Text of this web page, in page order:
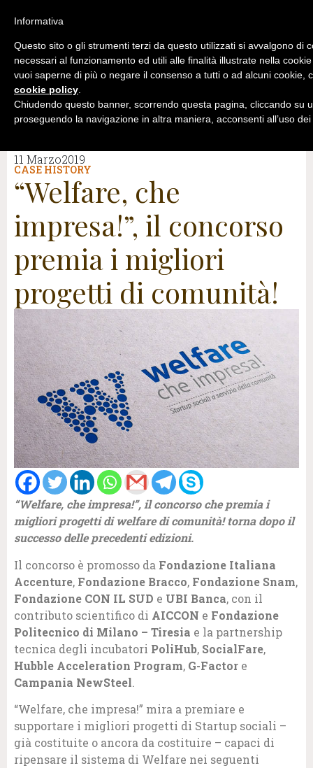
11 Marzo2019
CASE HISTORY
“Welfare, che
impresa!”, il concorso
premia i migliori
progetti di comunità!
“Welfare, che impresa!”, il concorso che premia i
migliori progetti di welfare di comunità! torna dopo il
successo delle precedenti edizioni.
Il concorso è promosso da Fondazione Italiana
Accenture, Fondazione Bracco, Fondazione Snam,
Fondazione CON IL SUD e UBI Banca, con il
contributo scientifico di AICCON e Fondazione
Politecnico di Milano – Tiresia e la partnership
tecnica degli incubatori PoliHub, SocialFare,
Hubble Acceleration Program, G-Factor e
Campania NewSteel.
“Welfare, che impresa!” mira a premiare e
supportare i migliori progetti di Startup sociali –
già costituite o ancora da costituire – capaci di
ripensare il sistema di Welfare nei seguenti
Informativa
Questo sito o gli strumenti terzi da questo utilizzati si avvalgono di
necessari al funzionamento ed utili alle finalità illustrate nella
vuoi saperne di più o negare il consenso a tutti o ad alcuni cookie,
cookie policy.
Chiudendo questo banner, scorrendo questa pagina, cliccando su
proseguendo la navigazione in altra maniera, acconsenti all’uso